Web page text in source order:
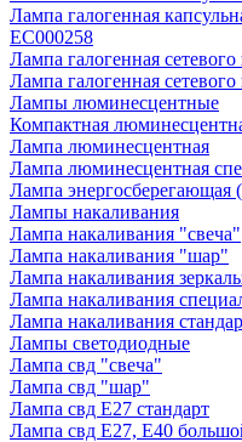
Лампа галогенная
EC000258
Лампа галогенная
Лампа галогенная
Лампы люминесцентные
Компактная
Лампа люминесцентная
Лампа люминесцентная
Лампа
Лампы накаливания
Лампа накаливания "свеча"
Лампа накаливания "шар"
Лампа накаливания
Лампа накаливания
Лампа накаливания
Лампы светодиодные
Лампа свд "свеча"
Лампа свд "шар"
Лампа свд E27 стандарт
Лампа свд E27, Е40